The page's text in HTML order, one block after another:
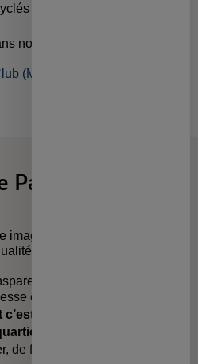
notre atelier
(MAIF)
Papier Tigre
imagine et fabrique une
qui sort de l’ordinaire
et continue de créer des
c’est grâce à l’atelier situé en
du Marais à Paris
de façon artisanale et sans